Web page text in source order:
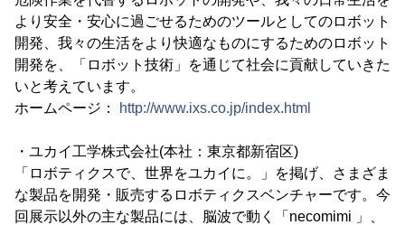
より安全・安心に過ごせるためのツールとしてのロボット
開発、我々の生活をより快適なものにするためのロボット
開発を、「ロボット技術」を通じて社会に貢献していきた
いと考えています。
ホームページ：
http://www.ixs.co.jp/index.html
・ユカイ工学株式会社(本社：東京都新宿区)
「ロボティクスで、世界をユカイに。」を掲げ、さまざま
な製品を開発・販売するロボティクスベンチャーです。今
回展示以外の主な製品には、脳波で動く「necomimi 」、